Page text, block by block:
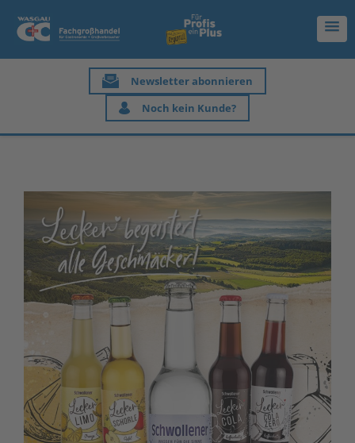
Newsletter abonnieren
Noch kein Kunde?